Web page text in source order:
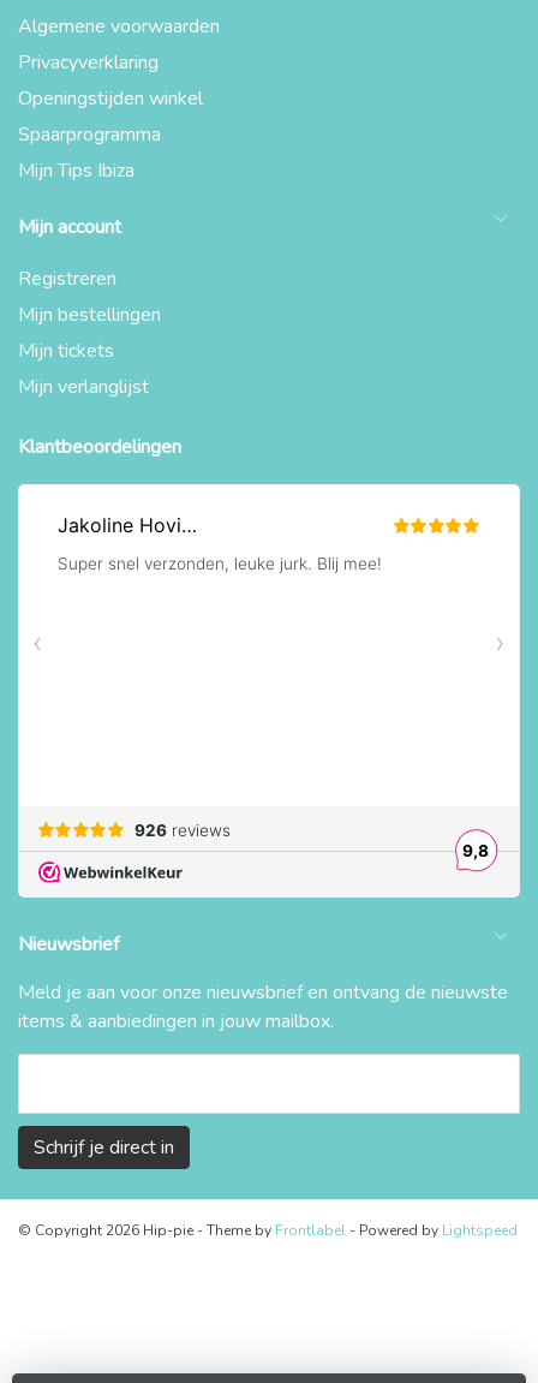
Algemene voorwaarden
Privacyverklaring
Openingstijden winkel
Spaarprogramma
Mijn Tips Ibiza
Mijn account
Registreren
Mijn bestellingen
Mijn tickets
Mijn verlanglijst
Klantbeoordelingen
Nieuwsbrief
Meld je aan voor onze nieuwsbrief en ontvang de nieuwste
items & aanbiedingen in jouw mailbox.
Schrijf je direct in
© Copyright 2026 Hip-pie - Theme by Frontlabel - Powered by Lightspeed